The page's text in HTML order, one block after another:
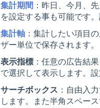
集計期間 ：昨日、今月、
を設定する事も可能です
集計軸：集計したい項目
ザー単位で保存されます。
表示指標：任意の広告結
で選択して表示します。
サーチボックス ：自由入
します。また半角スペー